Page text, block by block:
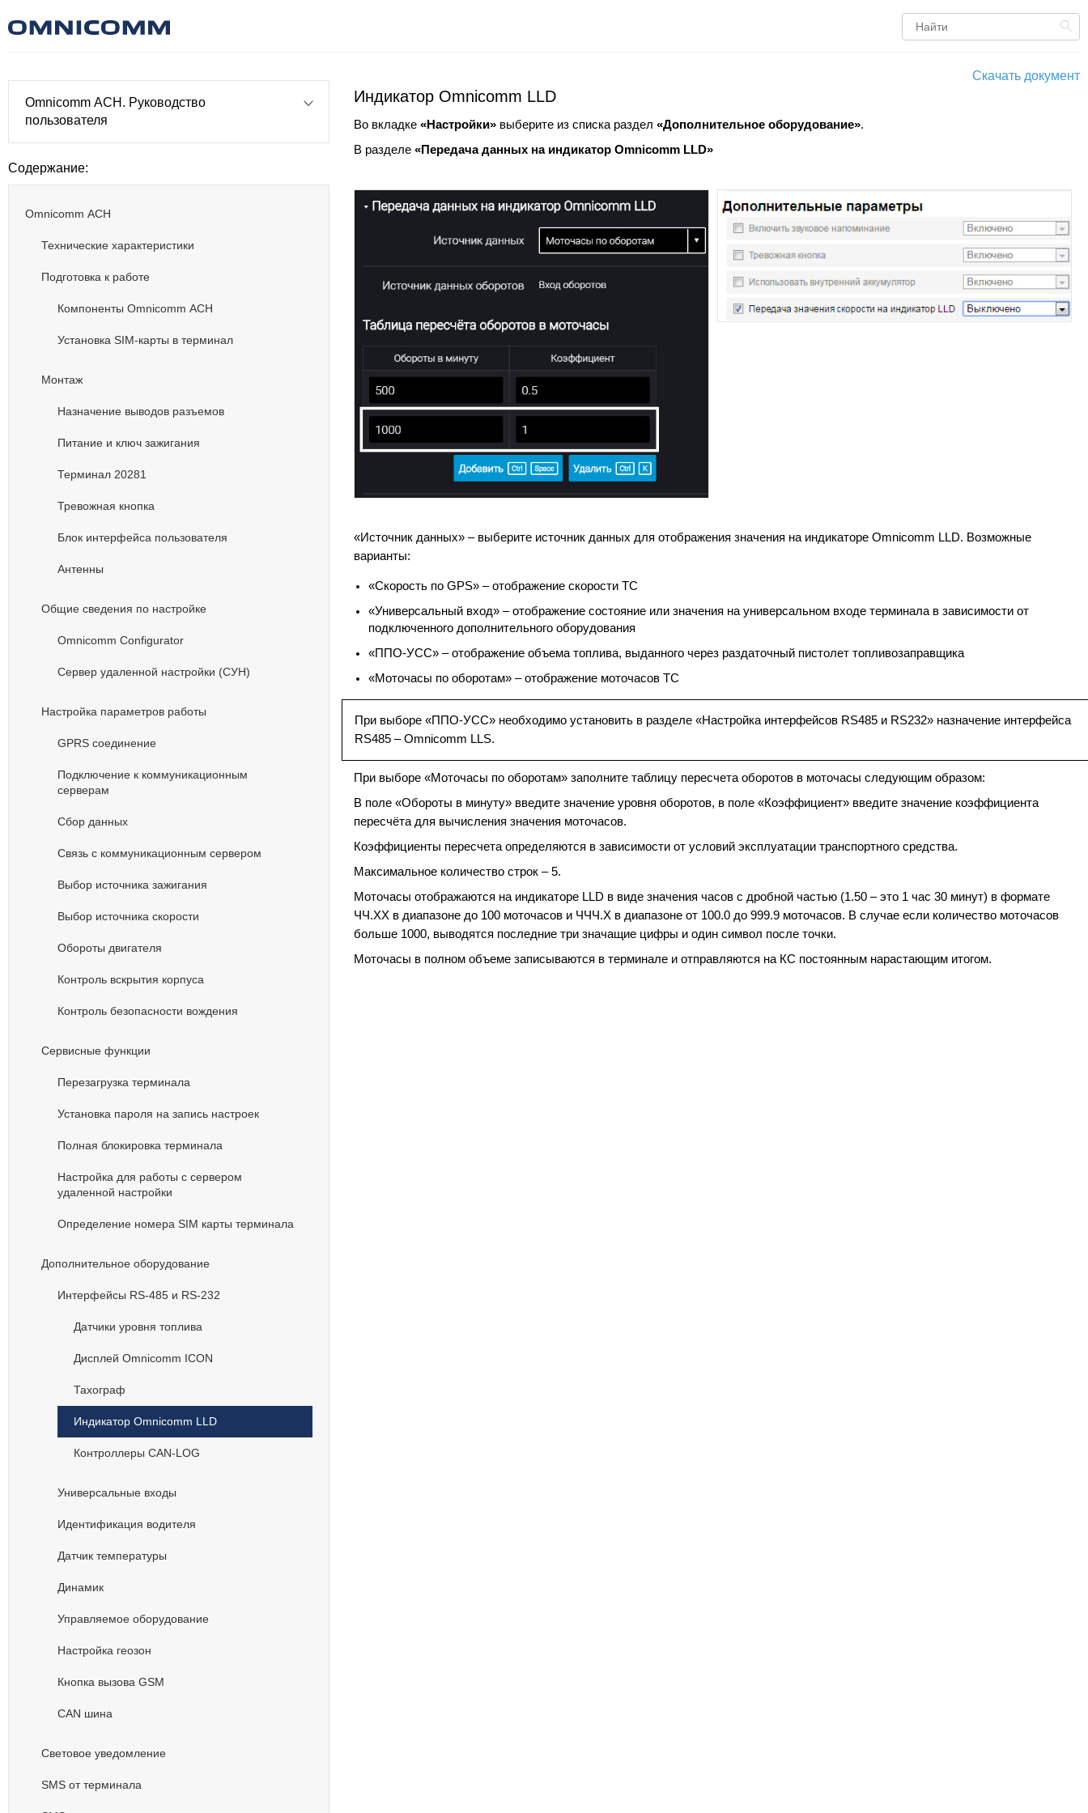
Omnicomm АСН. Руководство
пользователя
Содержание:
Omnicomm АСН
Технические характеристики
Подготовка к работе
Компоненты Omnicomm АСН
Установка SIM-карты в терминал
Монтаж
Назначение выводов разъемов
Питание и ключ зажигания
Терминал 20281
Тревожная кнопка
Блок интерфейса пользователя
Антенны
Общие сведения по настройке
Omnicomm Configurator
Сервер удаленной настройки (СУН)
Настройка параметров работы
GPRS соединение
Подключение к коммуникационным
серверам
Сбор данных
Связь с коммуникационным сервером
Выбор источника зажигания
Выбор источника скорости
Обороты двигателя
Контроль вскрытия корпуса
Контроль безопасности вождения
Cервисные функции
Перезагрузка терминала
Установка пароля на запись настроек
Полная блокировка терминала
Настройка для работы с сервером
удаленной настройки
Определение номера SIM карты терминала
Дополнительное оборудование
Интерфейсы RS-485 и RS-232
Датчики уровня топлива
Дисплей Omnicomm ICON
Тахограф
Индикатор Omnicomm LLD
Контроллеры CAN-LOG
Универсальные входы
Идентификация водителя
Датчик температуры
Динамик
Управляемое оборудование
Настройка геозон
Кнопка вызова GSM
CAN шина
Световое уведомление
SMS от терминала
Скачать документ
Индикатор Omnicomm LLD
Во вкладке«Настройки» выберите из списка раздел«Дополнительное оборудование».
В разделе«Передача данных на индикатор Omnicomm LLD»
«Источник данных» – выберите источник данных для отображения значения на индикаторе Omnicomm LLD. Возможные
варианты:
«Скорость по GPS» – отображение скорости ТС
«Универсальный вход» – отображение состояние или значения на универсальном входе терминала в зависимости от
подключенного дополнительного оборудования
«ППО-УСС» – отображение объема топлива, выданного через раздаточный пистолет топливозаправщика
«Моточасы по оборотам» – отображение моточасов ТС
При выборе «ППО-УСС» необходимо установить в разделе «Настройка интерфейсов RS485 и RS232» назначение интерфейса
RS485 – Omnicomm LLS.
При выборе «Моточасы по оборотам» заполните таблицу пересчета оборотов в моточасы следующим образом:
В поле «Обороты в минуту» введите значение уровня оборотов, в поле «Коэффициент» введите значение коэффициента
пересчёта для вычисления значения моточасов.
Коэффициенты пересчета определяются в зависимости от условий эксплуатации транспортного средства.
Максимальное количество строк – 5.
Моточасы отображаются на индикаторе LLD в виде значения часов с дробной частью (1.50 – это 1 час 30 минут) в формате
ЧЧ.XX в диапазоне до 100 моточасов и ЧЧЧ.X в диапазоне от 100.0 до 999.9 моточасов. В случае если количество моточасов
больше 1000, выводятся последние три значащие цифры и один символ после точки.
Моточасы в полном объеме записываются в терминале и отправляются на КС постоянным нарастающим итогом.